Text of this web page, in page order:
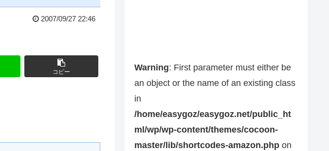
2007/09/27 22:46
コピー Warning: First parameter must either be
an object or the name of an existing class
in
/home/easygoz/easygoz.net/public_ht
ml/wp/wp-content/themes/cocoon-
master/lib/shortcodes-amazon.php on